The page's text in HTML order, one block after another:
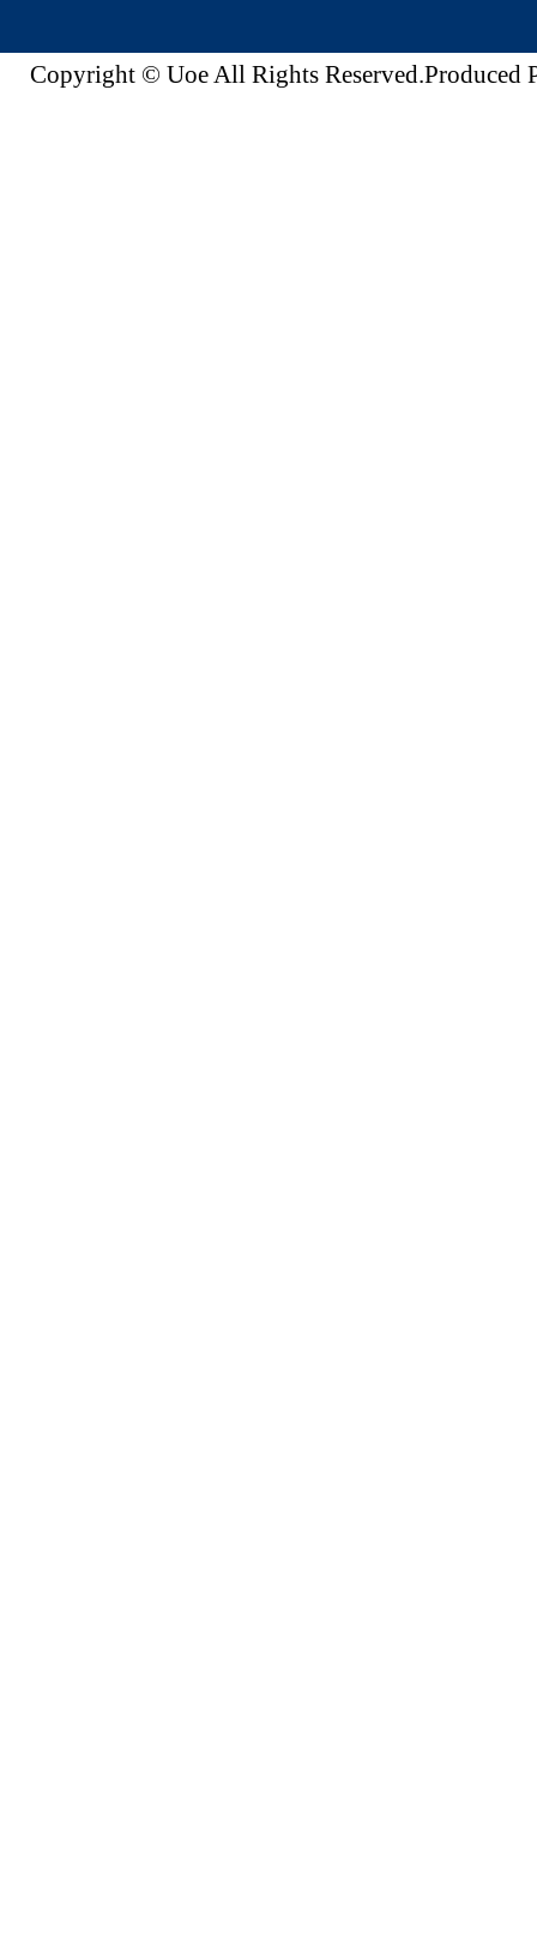
Copyright © Uoe All Rights Reserved.Produced